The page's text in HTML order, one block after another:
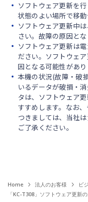
ソフトウェア更新を
状態のよい場所で移
ソフトウェア更新中
さい。故障の原因とな
ソフトウェア更新は
ださい。ソフトウェ
因となる可能性があり
本機の状況(故障・破
いるデータが破損・
タは、ソフトウェア
すすめします。なお
つきましては、当社
ご了承ください。
Home 法人のお客様 ビ
「KC-T308」ソフトウェア更新